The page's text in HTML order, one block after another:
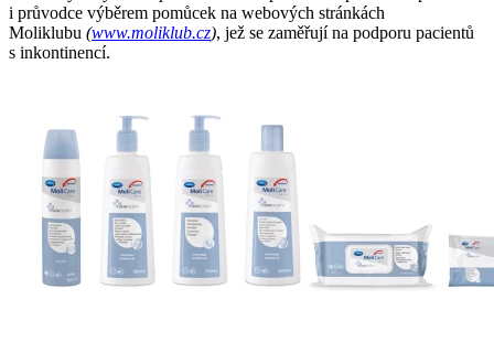
i průvodce výběrem pomůcek na webových stránkách
Moliklubu (www.moliklub.cz), jež se zaměřují na podporu pacientů
s inkontinencí.